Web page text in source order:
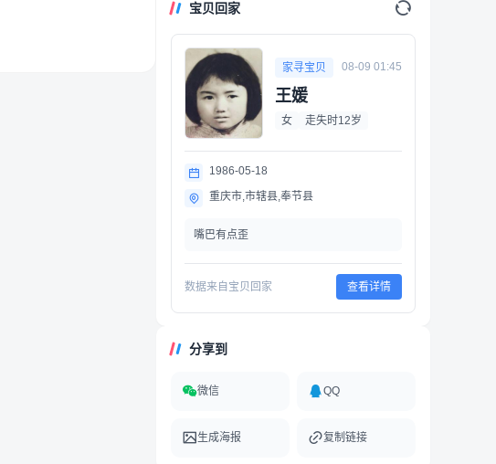
宝贝回家
家寻宝贝 08-09 01:45
王媛
女 走失时12岁
1986-05-18
重庆市,市辖县,奉节县
嘴巴有点歪
数据来自宝贝回家 查看详情
分享到
微信 QQ
生成海报 复制链接